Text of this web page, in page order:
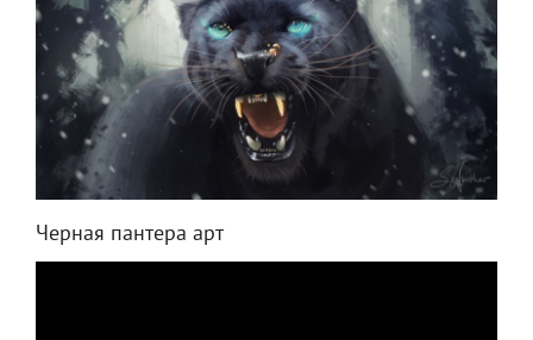
Черная пантера арт